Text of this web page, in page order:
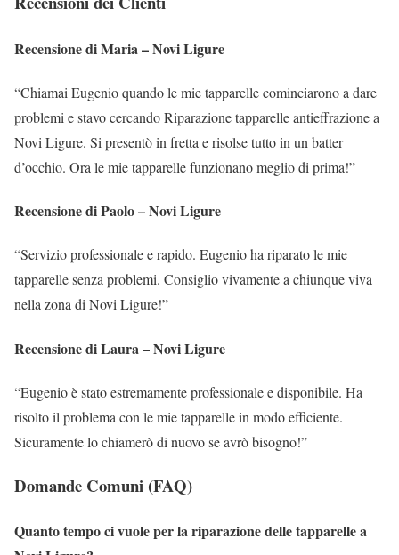
Recensione di Maria – Novi Ligure
“Chiamai Eugenio quando le mie tapparelle cominciarono a dare
problemi e stavo cercando Riparazione tapparelle antieffrazione a
Novi Ligure. Si presentò in fretta e risolse tutto in un batter
d’occhio. Ora le mie tapparelle funzionano meglio di prima!”
Recensione di Paolo – Novi Ligure
“Servizio professionale e rapido. Eugenio ha riparato le mie
tapparelle senza problemi. Consiglio vivamente a chiunque viva
nella zona di Novi Ligure!”
Recensione di Laura – Novi Ligure
“Eugenio è stato estremamente professionale e disponibile. Ha
risolto il problema con le mie tapparelle in modo efficiente.
Sicuramente lo chiamerò di nuovo se avrò bisogno!”
Domande Comuni (FAQ)
Quanto tempo ci vuole per la riparazione delle tapparelle a